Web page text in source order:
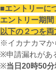
■エントリーに
エントリー期
以下の２つを
※イカナカマか
※申請漏れがあ
※当日20時50